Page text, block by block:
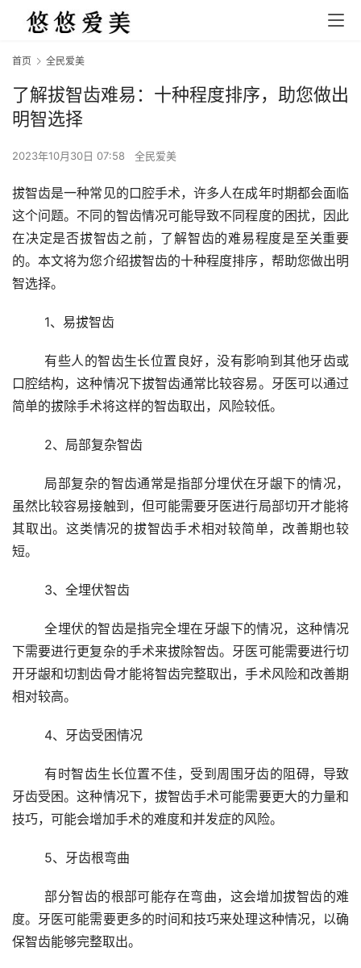
首页 全民爱美
了解拔智齿难易：十种程度排序，助您做出
明智选择
2023年10月30日 07:58 全民爱美
拔智齿是一种常见的口腔手术，许多人在成年时期都会面临
这个问题。不同的智齿情况可能导致不同程度的困扰，因此
在决定是否拔智齿之前，了解智齿的难易程度是至关重要
的。本文将为您介绍拔智齿的十种程度排序，帮助您做出明
智选择。
	1、易拔智齿
	有些人的智齿生长位置良好，没有影响到其他牙齿或
口腔结构，这种情况下拔智齿通常比较容易。牙医可以通过
简单的拔除手术将这样的智齿取出，风险较低。
	2、局部复杂智齿
虽然比较容易接触到，但可能需要牙医进行局部切开才能将
其取出。这类情况的拔智齿手术相对较简单，改善期也较
短。
	3、全埋伏智齿
	全埋伏的智齿是指完全埋在牙龈下的情况，这种情况
下需要进行更复杂的手术来拔除智齿。牙医可能需要进行切
开牙龈和切割齿骨才能将智齿完整取出，手术风险和改善期
相对较高。
	4、牙齿受困情况
	有时智齿生长位置不佳，受到周围牙齿的阻碍，导致
牙齿受困。这种情况下，拔智齿手术可能需要更大的力量和
技巧，可能会增加手术的难度和并发症的风险。
	5、牙齿根弯曲
	部分智齿的根部可能存在弯曲，这会增加拔智齿的难
度。牙医可能需要更多的时间和技巧来处理这种情况，以确
保智齿能够完整取出。